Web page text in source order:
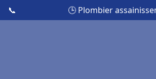
📞 🕒 Plombier